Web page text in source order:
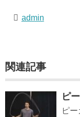
admin
関連記事
ピ
ピ